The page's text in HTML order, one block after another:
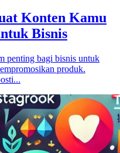
Konten Kamu
Bisnis
penting bagi bisnis untuk
produk.